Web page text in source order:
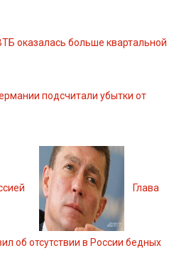
оказалась больше квартальной
подсчитали убытки от
Глава
об отсутствии в России бедных